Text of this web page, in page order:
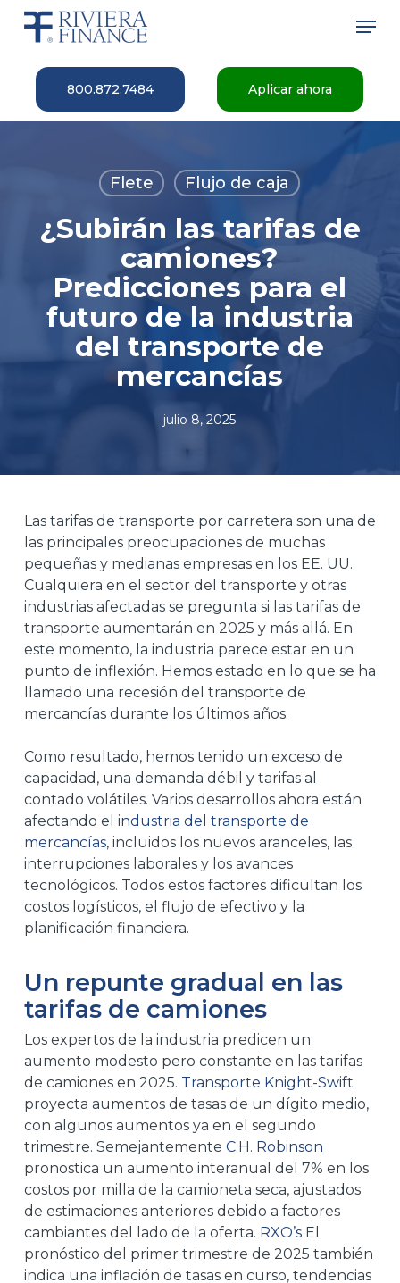
Skip
content
800.872.7484 Aplicar ahora
Flete Flujo de caja
¿Subirán las tarifas de
camiones?
Predicciones para el
futuro de la industria
del transporte de
mercancías
julio 8, 2025
Las tarifas de transporte por carretera son una de
las principales preocupaciones de muchas
pequeñas y medianas empresas en los EE. UU.
Cualquiera en el sector del transporte y otras
industrias afectadas se pregunta si las tarifas de
transporte aumentarán en 2025 y más allá. En
este momento, la industria parece estar en un
punto de inflexión. Hemos estado en lo que se ha
llamado una recesión del transporte de
mercancías durante los últimos años.
Como resultado, hemos tenido un exceso de
capacidad, una demanda débil y tarifas al
contado volátiles. Varios desarrollos ahora están
afectando el industria del transporte de
mercancías, incluidos los nuevos aranceles, las
interrupciones laborales y los avances
tecnológicos. Todos estos factores dificultan los
costos logísticos, el flujo de efectivo y la
planificación financiera.
Un repunte gradual en las
tarifas de camiones
Los expertos de la industria predicen un
aumento modesto pero constante en las tarifas
de camiones en 2025. Transporte Knight-Swift
proyecta aumentos de tasas de un dígito medio,
con algunos aumentos ya en el segundo
trimestre. Semejantemente C.H. Robinson
pronostica un aumento interanual del 7% en los
costos por milla de la camioneta seca, ajustados
de estimaciones anteriores debido a factores
cambiantes del lado de la oferta. RXO’sEl
pronóstico del primer trimestre de 2025 también
indica una inflación de tasas en curso, tendencias
Menu